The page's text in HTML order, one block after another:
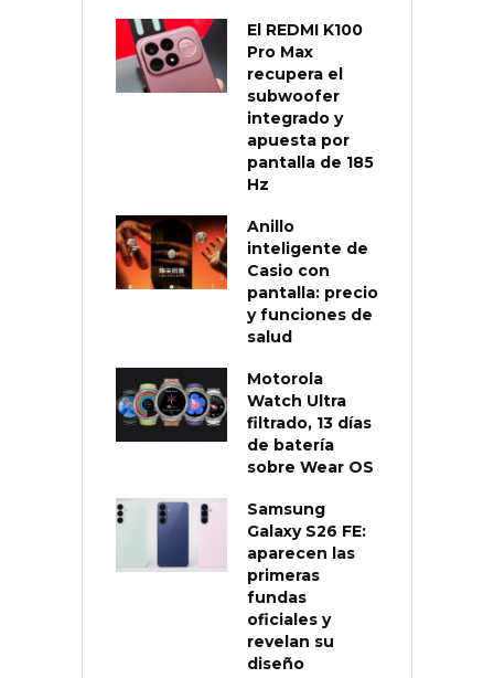
El REDMI K100
Pro Max
recupera el
subwoofer
integrado y
apuesta por
pantalla de 185
Hz
Anillo
inteligente de
Casio con
pantalla: precio
y funciones de
salud
Motorola
Watch Ultra
filtrado, 13 días
de batería
sobre Wear OS
Samsung
Galaxy S26 FE:
aparecen las
primeras
fundas
oficiales y
revelan su
diseño